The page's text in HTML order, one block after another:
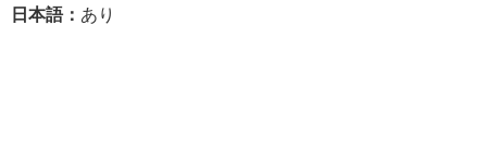
日本語： あり